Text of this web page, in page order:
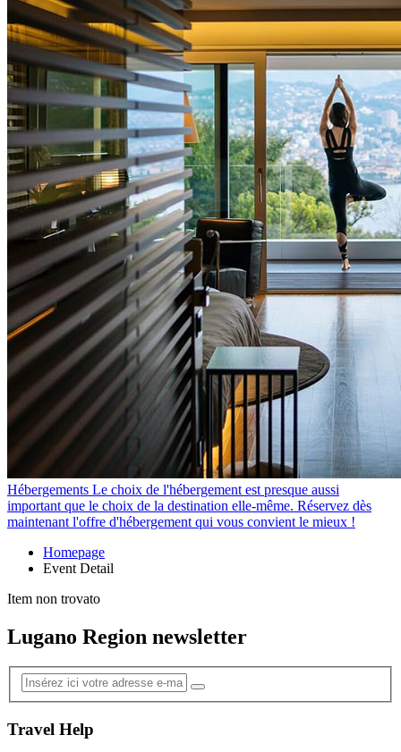
Hébergements Le choix de l'hébergement est presque aussi
important que le choix de la destination elle-même. Réservez dès
maintenant l'offre d'hébergement qui vous convient le mieux !
Homepage
Event Detail
Item non trovato
Lugano Region newsletter
Travel Help